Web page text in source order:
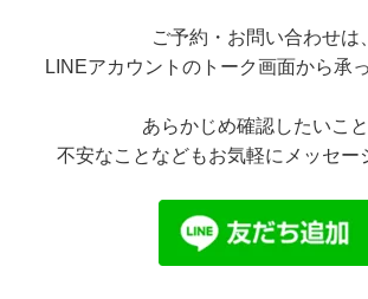
ご予約・お問い合わせは、
LINEアカウントのトーク画面から承
あらかじめ確認したいこと
不安なことなどもお気軽にメッセー